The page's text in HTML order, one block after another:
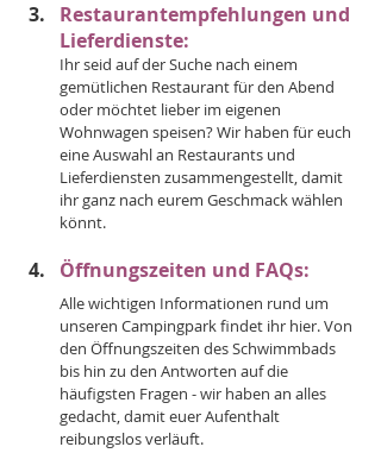
Restaurantempfehlungen und
Lieferdienste:
Ihr seid auf der Suche nach einem
gemütlichen Restaurant für den Abend
oder möchtet lieber im eigenen
Wohnwagen speisen? Wir haben für euch
eine Auswahl an Restaurants und
Lieferdiensten zusammengestellt, damit
ihr ganz nach eurem Geschmack wählen
könnt.
Öffnungszeiten und FAQs:
Alle wichtigen Informationen rund um
unseren Campingpark findet ihr hier. Von
den Öffnungszeiten des Schwimmbads
bis hin zu den Antworten auf die
häufigsten Fragen - wir haben an alles
gedacht, damit euer Aufenthalt
reibungslos verläuft.